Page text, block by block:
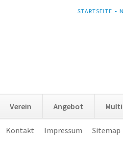
NAVIGATION
STARTSEITE
Verein Angebot
Kontakt Impressum Sitemap